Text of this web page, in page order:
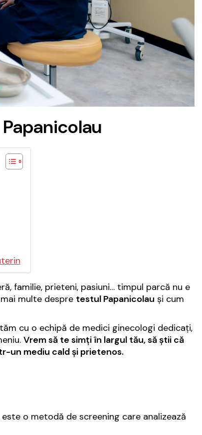
familie, prieteni, pasiuni… timpul parcă nu e
multe despre testul Papanicolau și cum
cu o echipă de medici ginecologi dedicați,
Vrem să te simți în largul tău, să știi că
un mediu cald și prietenos.
este o metodă de screening care analizează